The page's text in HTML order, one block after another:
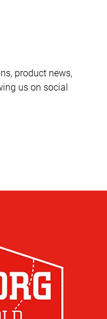
product news,
us on social